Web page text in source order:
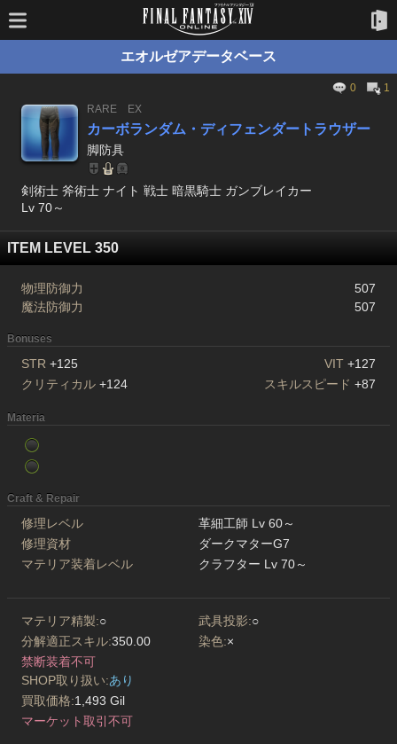
エオルゼアデータベース
0
1
RARE
EX
カーボランダム・ディフェンダートラウザー
脚防具
剣術士 斧術士 ナイト 戦士 暗黒騎士 ガンブレイカー
Lv 70～
ITEM LEVEL 350
物理防御力
507
魔法防御力
507
Bonuses
STR +125 VIT +127
クリティカル +124 スキルスピード +87
Materia
Craft & Repair
修理レベル
革細工師 Lv 60～
修理資材
ダークマターG7
マテリア装着レベル
クラフター Lv 70～
マテリア精製:○ 武具投影:○
分解適正スキル:350.00 染色:×
禁断装着不可
SHOP取り扱い:あり
買取価格:1,493 Gil
マーケット取引不可